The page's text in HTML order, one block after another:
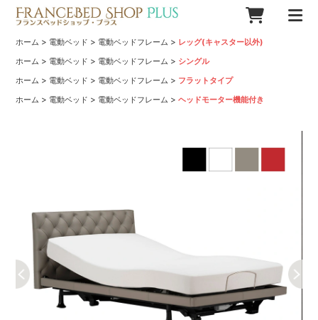
ホーム > 電動ベッド > 電動ベッドフレーム > レッグ(キャスター以外)
ホーム > 電動ベッド > 電動ベッドフレーム > シングル
ホーム > 電動ベッド > 電動ベッドフレーム > フラットタイプ
ホーム > 電動ベッド > 電動ベッドフレーム >ヘッドモーター機能付き